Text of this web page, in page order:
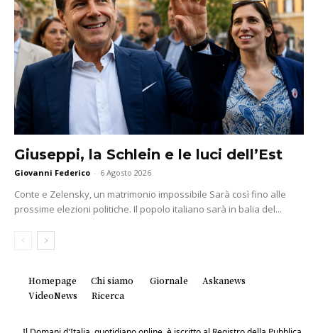
Giuseppi, la Schlein e le luci dell’Est
Giovanni Federico - 6 Agosto 2026
Conte e Zelensky, un matrimonio impossibile Sarà così fino alle
prossime elezioni politiche. Il popolo italiano sarà in balia del...
Homepage Chi siamo Giornale
Askanews
VideoNews
Ricerca